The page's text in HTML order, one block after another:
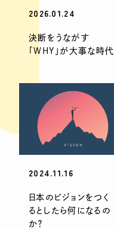
2026.01.24
決断をうながす
「WHY」が大事な時代
2024.11.16
日本のビジョンをつく
るとしたら何になるの
か？